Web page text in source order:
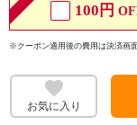
100円
※クーポン適用後の費用は決済画
お気に入り